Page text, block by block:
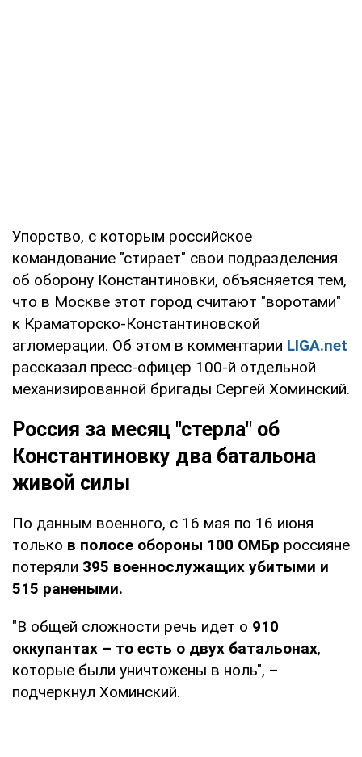
Упорство, с которым российское
командование "стирает" свои подразделения
об оборону Константиновки, объясняется тем,
что в Москве этот город считают "воротами"
к Краматорско-Константиновской
агломерации. Об этом в комментарии LIGA.net
рассказал пресс-офицер 100-й отдельной
механизированной бригады Сергей Хоминский.
Россия за месяц "стерла" об
Константиновку два батальона
живой силы
По данным военного, с 16 мая по 16 июня
только в полосе обороны 100 ОМБр россияне
потеряли 395 военнослужащих убитыми и
515 ранеными.
"В общей сложности речь идет о 910
оккупантах – то есть о двух батальонах,
которые были уничтожены в ноль", –
подчеркнул Хоминский.